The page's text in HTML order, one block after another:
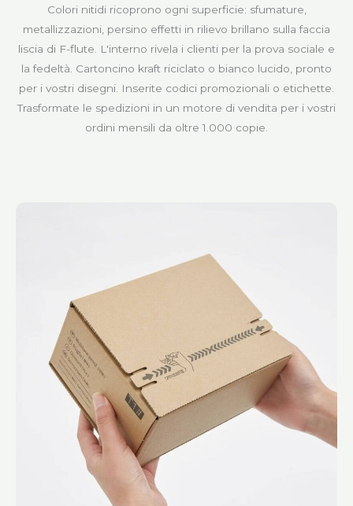
Colori nitidi ricoprono ogni superficie: sfumature,
metallizzazioni, persino effetti in rilievo brillano sulla faccia
liscia di F-flute. L'interno rivela i clienti per la prova sociale e
la fedeltà. Cartoncino kraft riciclato o bianco lucido, pronto
per i vostri disegni. Inserite codici promozionali o etichette.
Trasformate le spedizioni in un motore di vendita per i vostri
ordini mensili da oltre 1.000 copie.